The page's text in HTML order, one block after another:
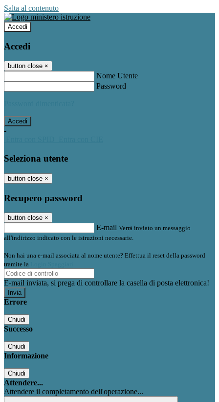
Salta al contenuto
Accedi
Accedi
button close ×
Nome Utente
Password
-
Seleziona utente
button close ×
Recupero password
button close ×
E-mail Verrà inviato un messaggio
all'indirizzo indicato con le istruzioni necessarie.
Non hai una e-mail associata al nome utente? Effettua il reset della password
tramite la
E-mail inviata, si prega di controllare la casella di posta elettronica!
Errore
Chiudi
Successo
Chiudi
Informazione
Chiudi
Attendere...
Attendere il completamento dell'operazione...